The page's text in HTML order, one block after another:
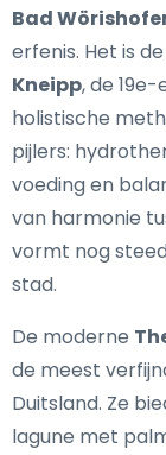
Bad
erfenis. Het is
Kneipp, de
holistische
pijlers:
voeding en
van harmonie
vormt nog
stad.
De moderne
de meest
Duitsland. Ze
lagune met